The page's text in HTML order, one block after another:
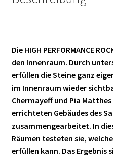
Die HIGH PERFORMANCE
den Innenraum. Durch
erfüllen die Steine ganz
im Innenraum wieder
Chermayeff und Pia
errichteten Gebäudes des
zusammengearbeitet. In
Räumen testeten sie,
erfüllen kann. Das Ergebnis